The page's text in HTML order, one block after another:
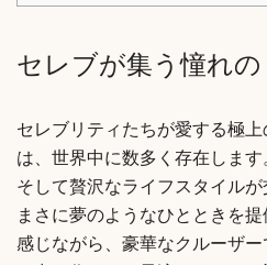
セレブが集う憧れ
セレブリティたちが愛する極
は、世界中に数多く存在しま
そして贅沢なライフスタイル
まさに夢のようなひとときを
感じながら、豪華なクルーザ